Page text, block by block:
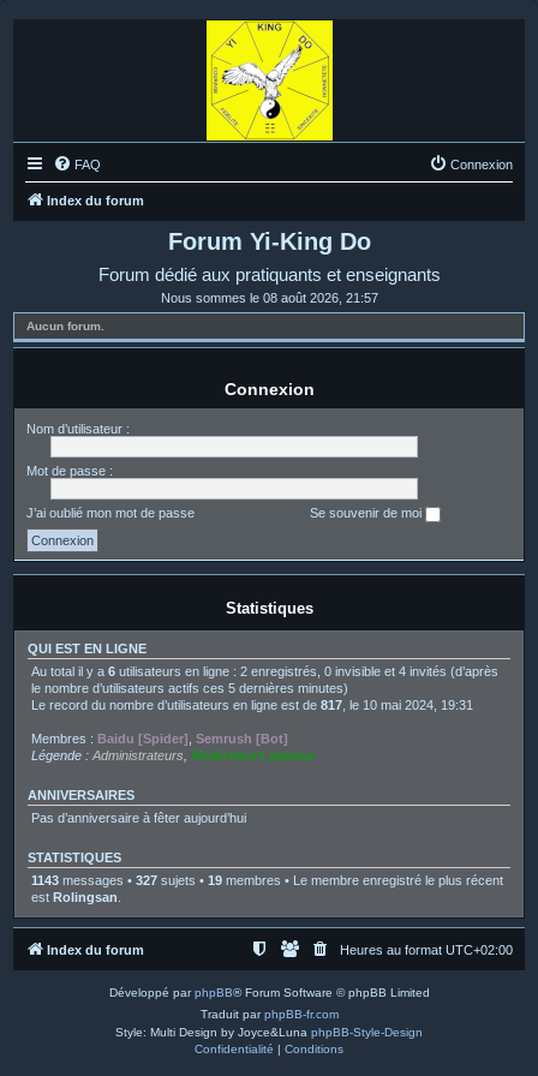
FAQ Connexion
Index du forum
Forum Yi-King Do
Forum dédié aux pratiquants et enseignants
Nous sommes le 08 août 2026, 21:57
Aucun forum.
Connexion
Nom d’utilisateur :
Mot de passe :
J’ai oublié mon mot de passe Se souvenir de moi
Statistiques
QUI EST EN LIGNE
Au total il y a 6 utilisateurs en ligne : 2 enregistrés, 0 invisible et 4 invités (d’après
le nombre d’utilisateurs actifs ces 5 dernières minutes)
Le record du nombre d’utilisateurs en ligne est de 817 , le 10 mai 2024, 19:31
Membres : Baidu [Spider] Semrush [Bot]
Légende : Administrateurs Modérateurs globaux
ANNIVERSAIRES
Pas d’anniversaire à fêter aujourd’hui
STATISTIQUES
1143 messages • 327 sujets • 19 membres • Le membre enregistré le plus récent
est Rolingsan
Index du forum Heures au format UTC+02:00
Développé parphpBB® Forum Software © phpBB Limited
Traduit parphpBB-fr.com
Style: Multi Design by Joyce&Luna phpBB-Style-Design
Confidentialité | Conditions